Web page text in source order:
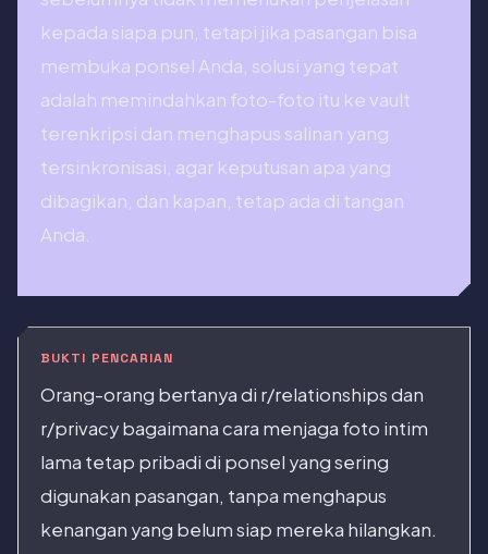
kepada siapa pun, tetapi jika pasangan bisa
membuka ponsel Anda, solusi yang tepat
adalah memindahkan foto-foto itu ke vault
terenkripsi dan menghapus salinan yang
tersinkronisasi, agar keputusan apa yang
dibagikan, dan kapan, tetap ada di tangan
Anda.
BUKTI PENCARIAN
Orang-orang bertanya di r/relationships dan
r/privacy bagaimana cara menjaga foto intim
lama tetap pribadi di ponsel yang sering
digunakan pasangan, tanpa menghapus
kenangan yang belum siap mereka hilangkan.